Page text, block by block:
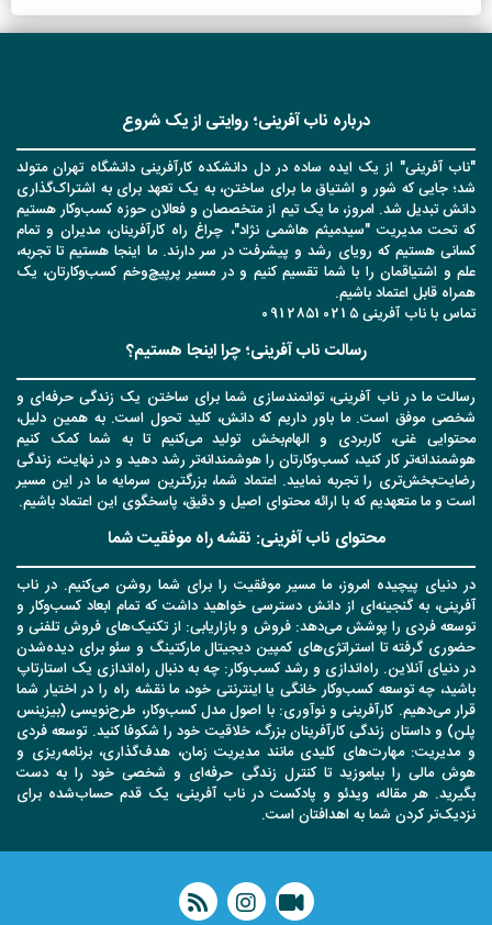
منظور از غیابِ مکانیزم موفقیت، همان تنبلی و بدون برنامه پیش
رفتن است.
درباره ناب آفرینی؛ روایتی از یک شروع
"ناب آفرینی" از یک ایده ساده در دل دانشکده کارآفرینی دانشگاه تهران متولد
شد؛ جایی که شور و اشتیاق ما برای ساختن، به یک تعهد برای به اشتراک‌گذاری
دانش تبدیل شد. امروز، ما یک تیم از متخصصان و فعالان حوزه کسب‌وکار هستیم
که تحت مدیریت "سیدمیثم هاشمی نژاد"، چراغ راه کارآفرینان، مدیران و تمام
کسانی هستیم که رویای رشد و پیشرفت در سر دارند. ما اینجا هستیم تا تجربه،
علم و اشتیاقمان را با شما تقسیم کنیم و در مسیر پرپیچ‌وخم کسب‌وکارتان، یک
همراه قابل اعتماد باشیم.
تماس با ناب آفرینی 09128510215
رسالت ناب آفرینی؛ چرا اینجا هستیم؟
رسالت ما در ناب آفرینی، توانمندسازی شما برای ساختن یک زندگی حرفه‌ای و
شخصی موفق است. ما باور داریم که دانش، کلید تحول است. به همین دلیل،
محتوایی غنی، کاربردی و الهام‌بخش تولید می‌کنیم تا به شما کمک کنیم
هوشمندانه‌تر کار کنید، کسب‌وکارتان را هوشمندانه‌تر رشد دهید و در نهایت، زندگی
رضایت‌بخش‌تری را تجربه نمایید. اعتماد شما، بزرگترین سرمایه ما در این مسیر
است و ما متعهدیم که با ارائه محتوای اصیل و دقیق، پاسخگوی این اعتماد باشیم.
محتوای ناب آفرینی: نقشه راه موفقیت شما
در دنیای پیچیده امروز، ما مسیر موفقیت را برای شما روشن می‌کنیم. در ناب
آفرینی، به گنجینه‌ای از دانش دسترسی خواهید داشت که تمام ابعاد کسب‌وکار و
توسعه فردی را پوشش می‌دهد: فروش و بازاریابی: از تکنیک‌های فروش تلفنی و
حضوری گرفته تا استراتژی‌های کمپین دیجیتال مارکتینگ و سئو برای دیده‌شدن
در دنیای آنلاین. راه‌اندازی و رشد کسب‌وکار: چه به دنبال راه‌اندازی یک استارتاپ
باشید، چه توسعه کسب‌وکار خانگی یا اینترنتی خود، ما نقشه راه را در اختیار شما
قرار می‌دهیم. کارآفرینی و نوآوری: با اصول مدل کسب‌وکار، طرح‌نویسی (بیزینس
پلن) و داستان زندگی کارآفرینان بزرگ، خلاقیت خود را شکوفا کنید. توسعه فردی
و مدیریت: مهارت‌های کلیدی مانند مدیریت زمان، هدف‌گذاری، برنامه‌ریزی و
هوش مالی را بیاموزید تا کنترل زندگی حرفه‌ای و شخصی خود را به دست
بگیرید. هر مقاله، ویدئو و پادکست در ناب آفرینی، یک قدم حساب‌شده برای
نزدیک‌تر کردن شما به اهدافتان است.